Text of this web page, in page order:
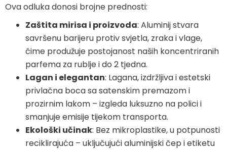
Ova odluka donosi brojne prednosti:
Zaštita mirisa i proizvoda: Aluminij stvara
savršenu barijeru protiv svjetla, zraka i vlage,
čime produžuje postojanost naših koncentriranih
parfema za rublje i do 2 tjedna.
Lagan i elegantan: Lagana, izdržljiva i estetski
privlačna boca sa satenskim premazom i
prozirnim lakom – izgleda luksuzno na polici i
smanjuje emisije tijekom transporta.
Ekološki učinak: Bez mikroplastike, u potpunosti
reciklirajuća – uključujući aluminijski čep i etiketu